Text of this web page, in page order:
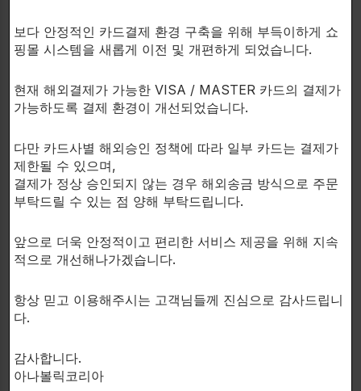
매일 1~2캡슐을 식사와 함께 복용하세요.
24시간 동안 2캡슐을 초과해서는 안 됩니다.
성분 함량 표기:
Servings Per Container: 60 caps x 23mg
Amount in each capsule
보다 안정적인 카드결제 환경 구축을 위해 부득이하게 쇼
핑몰 시스템을 새롭게 이전 및 개편하게 되었습니다.
현재 해외결제가 가능한 VISA / MASTER 카드의 결제가
가능하도록 결제 환경이 개선되었습니다.
다만 카드사별 해외승인 정책에 따라 일부 카드는 결제가
제한될 수 있으며,
결제가 정상 승인되지 않는 경우 해외송금 방식으로 주문
부탁드릴 수 있는 점 양해 부탁드립니다.
앞으로 더욱 안정적이고 편리한 서비스 제공을 위해 지속
적으로 개선해나가겠습니다.
항상 믿고 이용해주시는 고객님들께 진심으로 감사드립니
다.
감사합니다.
아나볼릭코리아